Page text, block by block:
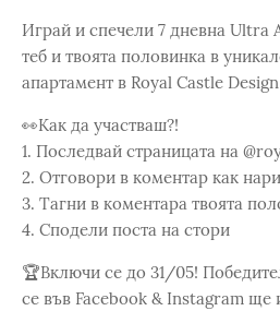
Играй и спечели 7 дневна Ultra
теб и твоята половинка в
апартамент в Royal Castle Design
👀Как да участваш?!
1. Последвай страницата на
2. Отговори в коментар как
3. Тагни в коментара твоята
4. Сподели поста на стори
🏆Включи се до 31/05!
се във Facebook & Instagram ще